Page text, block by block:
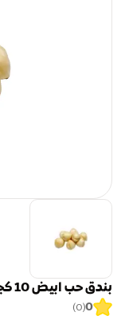
بندق حب ابيض 10 كجم
0
(
0
)